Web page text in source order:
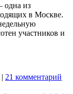
одна из
в Москве.
участников и
| 21 комментарий